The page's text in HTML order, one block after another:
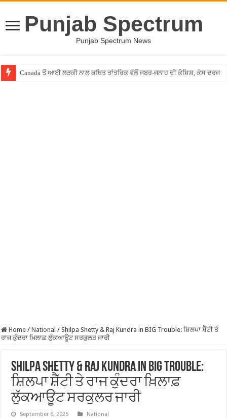
Punjab Spectrum
Punjab Spectrum News
Canada ਤੋਂ ਆਈ ਲੜਕੀ ਨਾਲ ਕਥਿਤ ਤਾਂਤਰਿਕ ਵੱਲੋਂ ਜਬਰ-ਜਨਾਹ ਦੀ ਕੋਸ਼ਿਸ਼, ਕੇਸ ਦਰਜ
Home / National / Shilpa Shetty & Raj Kundra in BIG Trouble: ਸ਼ਿਲਪਾ ਸ਼ੈੱਟੀ ਤੇ
ਰਾਜ ਕੁੰਦਰਾ ਖ਼ਿਲਾਫ਼ ਲੁੱਕਆਊਟ ਸਰਕੁਲਰ ਜਾਰੀ
Shilpa Shetty & Raj Kundra in BIG Trouble:
ਸ਼ਿਲਪਾ ਸ਼ੈੱਟੀ ਤੇ ਰਾਜ ਕੁੰਦਰਾ ਖ਼ਿਲਾਫ਼
ਲੁੱਕਆਊਟ ਸਰਕੁਲਰ ਜਾਰੀ
September 6, 2025 National